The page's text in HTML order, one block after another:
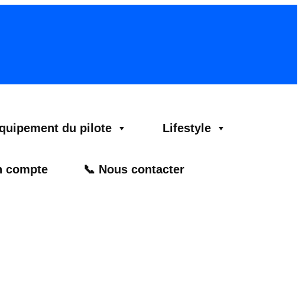
du pilote Lifestyle
compte 📞 Nous contacter